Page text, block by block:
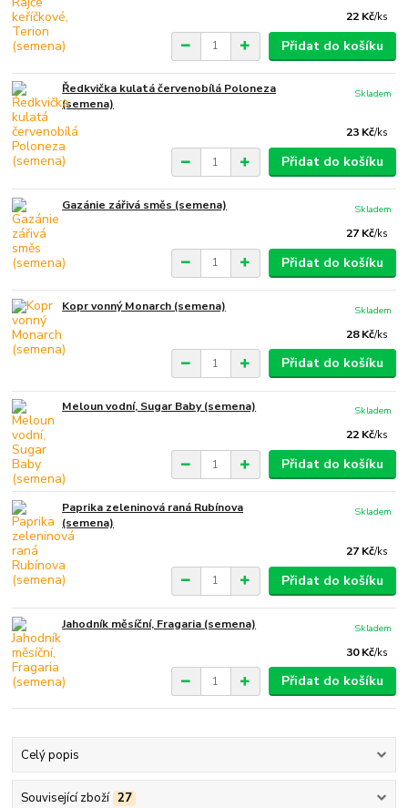
22 Kč/ks
Přidat do košíku
Ředkvička kulatá červenobílá Poloneza
(semena)
23 Kč/ks
Skladem
Přidat do košíku
Gazánie zářivá směs (semena)
27 Kč/ks
Skladem
Přidat do košíku
Kopr vonný Monarch (semena)
28 Kč/ks
Skladem
Přidat do košíku
Meloun vodní, Sugar Baby (semena)
22 Kč/ks
Skladem
Přidat do košíku
Paprika zeleninová raná Rubínova
(semena)
27 Kč/ks
Skladem
Přidat do košíku
Jahodník měsíční, Fragaria (semena)
30 Kč/ks
Skladem
Přidat do košíku
Celý popis
Související zboží 27